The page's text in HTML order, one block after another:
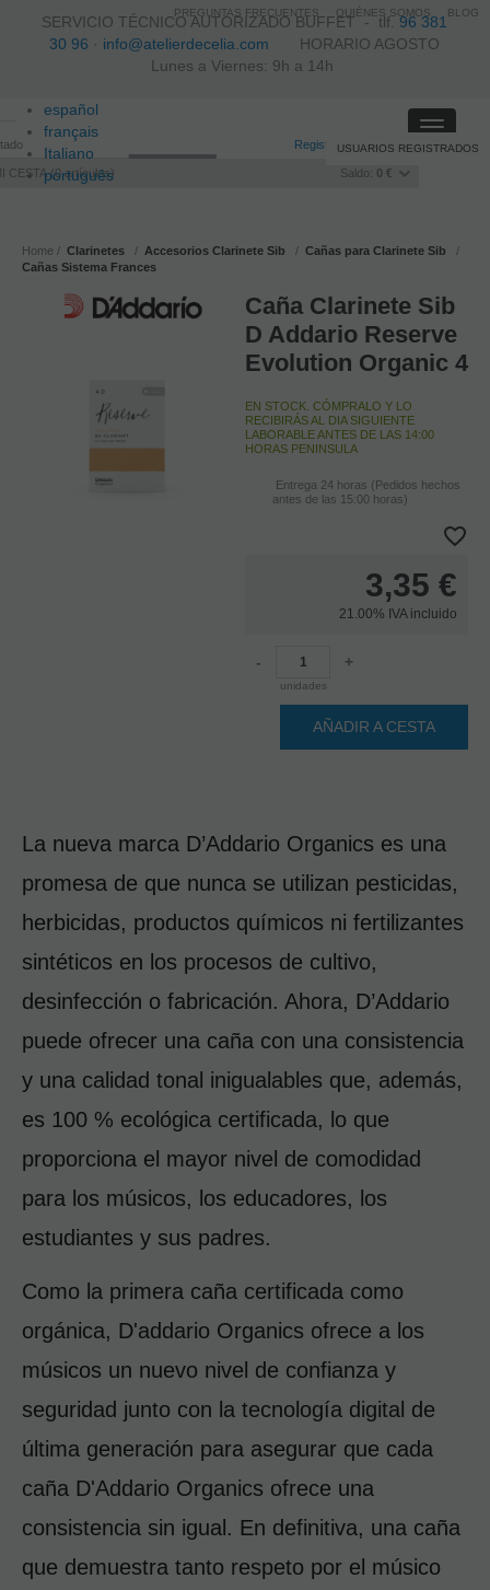
SERVICIO TÉCNICO AUTORIZADO BUFFET -tlf.96 381
30 96 · info@atelierdecelia.com HORARIO AGOSTO
Lunes a Viernes: 9h a 14h
español
français
Italiano
português
Registro /Iniciar sesión
CESTA 0artículos Saldo: 0 €
USUARIOS REGISTRADOS
Toggle
Home Clarinetes Accesorios Clarinete Sib
Cañas para Clarinete Sib
Cañas Sistema Frances
Caña Clarinete Sib
D Addario Reserve
Evolution Organic 4
EN STOCK. CÓMPRALO Y LO
RECIBIRÁS AL DIA SIGUIENTE
LABORABLE ANTES DE LAS 14:00
HORAS PENINSULA
Entrega 24 horas (Pedidos hechos
antes de las 15:00 horas)
3,35 €
21.00% IVA incluido
-
unidades
+
AÑADIR A CESTA
La nueva marca D’Addario Organics es una
promesa de que nunca se utilizan pesticidas,
herbicidas, productos químicos ni fertilizantes
sintéticos en los procesos de cultivo,
desinfección o fabricación. Ahora, D’Addario
puede ofrecer una caña con una consistencia
y una calidad tonal inigualables que, además,
es 100 % ecológica certificada, lo que
proporciona el mayor nivel de comodidad
para los músicos, los educadores, los
estudiantes y sus padres.
Como la primera caña certificada como
orgánica, D'addario Organics ofrece a los
músicos un nuevo nivel de confianza y
seguridad junto con la tecnología digital de
última generación para asegurar que cada
caña D'Addario Organics ofrece una
consistencia sin igual. En definitiva, una caña
que demuestra tanto respeto por el músico
PREGUNTAS FRECUENTES QUIÉNES SOMOS BLOG